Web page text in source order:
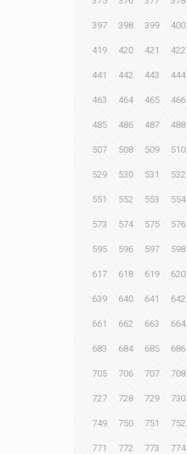
397 398 399 400
419 420 421 422
441 442 443 444
463 464 465 466
485 486 487 488
507 508 509 510
529 530 531 532
551 552 553 554
573 574 575 576
595 596 597 598
617 618 619 620
639 640 641 642
661 662 663 664
683 684 685 686
705 706 707 708
727 728 729 730
749 750 751 752
771 772 773 774